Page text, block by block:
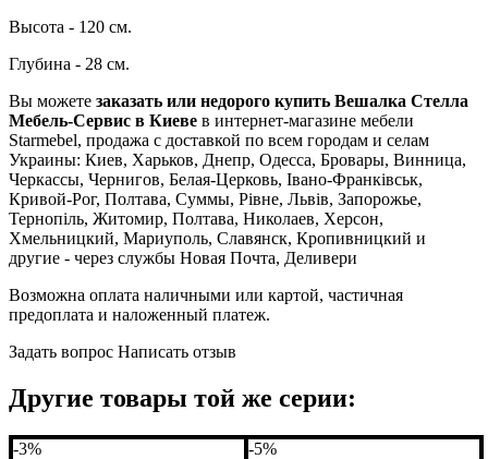
Высота - 120 см.
Глубина - 28 см.
Вы можете заказать или недорого купить Вешалка Стелла
Мебель-Сервис в Киеве в интернет-магазине мебели
Starmebel, продажа с доставкой по всем городам и селам
Украины: Киев, Харьков, Днепр, Одесса, Бровары, Винница,
Черкассы, Чернигов, Белая-Церковь, Івано-Франківськ,
Кривой-Рог, Полтава, Суммы, Рівне, Львів, Запорожье,
Тернопіль, Житомир, Полтава, Николаев, Херсон,
Хмельницкий, Мариуполь, Славянск, Кропивницкий и
другие - через службы Новая Почта, Деливери
Возможна оплата наличными или картой, частичная
предоплата и наложенный платеж.
Задать вопрос Написать отзыв
Другие товары той же серии:
-3% -5%